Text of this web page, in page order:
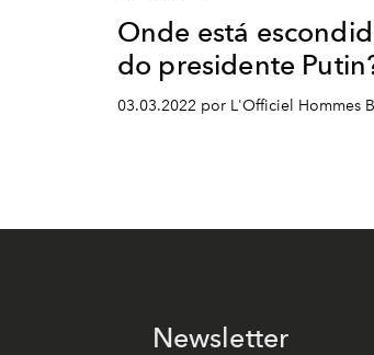
Onde está
do presidente
03.03.2022 por L'Officiel Hommes
Newsletter